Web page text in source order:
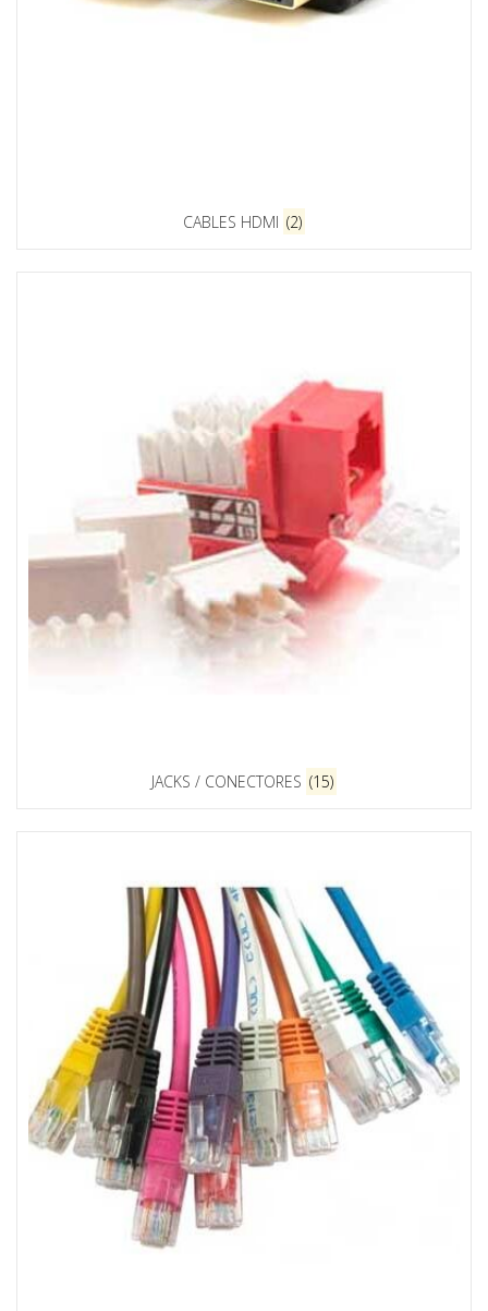
CABLES HDMI (2)
JACKS / CONECTORES (15)